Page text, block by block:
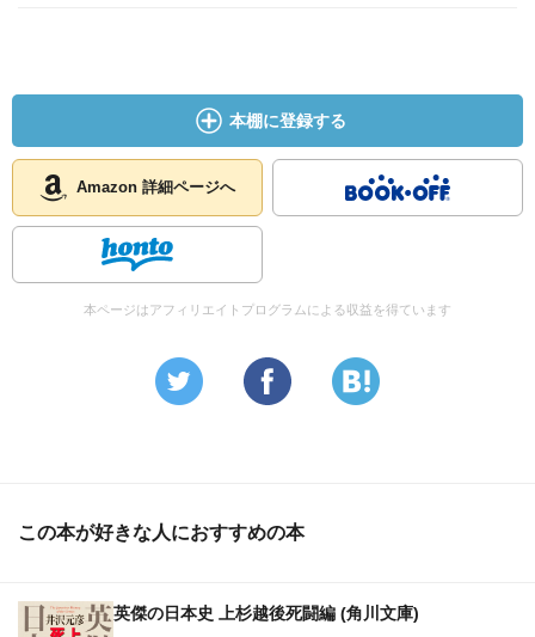
本棚に登録する
Amazon 詳細ページへ
本ページはアフィリエイトプログラムによる収益を得ています
この本が好きな人におすすめの本
英傑の日本史 上杉越後死闘編 (角川文庫)